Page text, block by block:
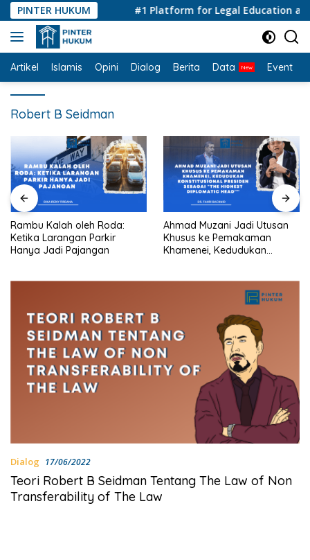
Langsung
ke
konten
PINTER HUKUM #1 Platform for Legal Education and
Artikel Islamis Opini Dialog Berita Data Event
Robert B Seidman
Rambu Kalah oleh Roda:
Ketika Larangan Parkir
Hanya Jadi Pajangan
Ahmad Muzani Jadi Utusan
Khusus ke Pemakaman
Khamenei, Kedudukan
Dialog 17/06/2022
Teori Robert B Seidman Tentang The Law of Non
Transferability of The Law